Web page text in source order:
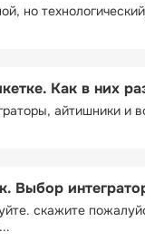
но
Как в них
айтишники и
Выбор
скажите